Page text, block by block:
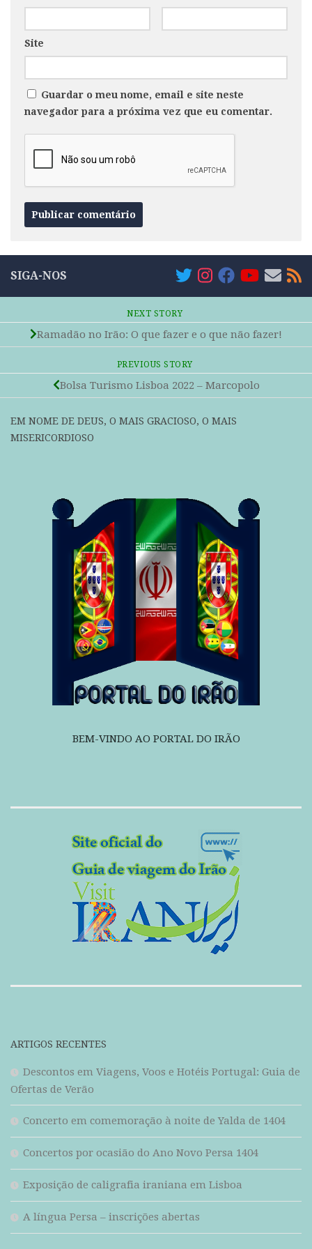
Site
Guardar o meu nome, email e site neste
navegador para a próxima vez que eu comentar.
SIGA-NOS
NEXT STORY
Ramadão no Irão: O que fazer e o que não fazer!
PREVIOUS STORY
Bolsa Turismo Lisboa 2022 – Marcopolo
EM NOME DE DEUS, O MAIS GRACIOSO, O MAIS
MISERICORDIOSO
BEM-VINDO AO PORTAL DO IRÃO
ARTIGOS RECENTES
Descontos em Viagens, Voos e Hotéis Portugal: Guia de
Ofertas de Verão
Concerto em comemoração à noite de Yalda de 1404
Concertos por ocasião do Ano Novo Persa 1404
Exposição de caligrafia iraniana em Lisboa
A língua Persa – inscrições abertas